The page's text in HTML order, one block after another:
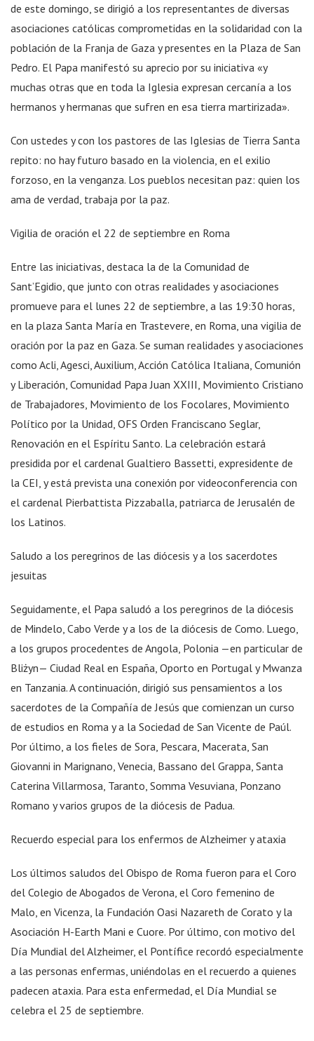
de este domingo, se dirigió a los representantes de diversas
asociaciones católicas comprometidas en la solidaridad con la
población de la Franja de Gaza y presentes en la Plaza de San
Pedro. El Papa manifestó su aprecio por su iniciativa «y
muchas otras que en toda la Iglesia expresan cercanía a los
hermanos y hermanas que sufren en esa tierra martirizada».
Con ustedes y con los pastores de las Iglesias de Tierra Santa
repito: no hay futuro basado en la violencia, en el exilio
forzoso, en la venganza. Los pueblos necesitan paz: quien los
ama de verdad, trabaja por la paz.
Vigilia de oración el 22 de septiembre en Roma
Entre las iniciativas, destaca la de la Comunidad de
Sant’Egidio, que junto con otras realidades y asociaciones
promueve para el lunes 22 de septiembre, a las 19:30 horas,
en la plaza Santa María en Trastevere, en Roma, una vigilia de
oración por la paz en Gaza. Se suman realidades y asociaciones
como Acli, Agesci, Auxilium, Acción Católica Italiana, Comunión
y Liberación, Comunidad Papa Juan XXIII, Movimiento Cristiano
de Trabajadores, Movimiento de los Focolares, Movimiento
Político por la Unidad, OFS Orden Franciscano Seglar,
Renovación en el Espíritu Santo. La celebración estará
presidida por el cardenal Gualtiero Bassetti, expresidente de
la CEI, y está prevista una conexión por videoconferencia con
el cardenal Pierbattista Pizzaballa, patriarca de Jerusalén de
los Latinos.
Saludo a los peregrinos de las diócesis y a los sacerdotes
jesuitas
Seguidamente, el Papa saludó a los peregrinos de la diócesis
de Mindelo, Cabo Verde y a los de la diócesis de Como. Luego,
a los grupos procedentes de Angola, Polonia —en particular de
Bliżyn— Ciudad Real en España, Oporto en Portugal y Mwanza
en Tanzania. A continuación, dirigió sus pensamientos a los
sacerdotes de la Compañía de Jesús que comienzan un curso
de estudios en Roma y a la Sociedad de San Vicente de Paúl.
Por último, a los fieles de Sora, Pescara, Macerata, San
Giovanni in Marignano, Venecia, Bassano del Grappa, Santa
Caterina Villarmosa, Taranto, Somma Vesuviana, Ponzano
Romano y varios grupos de la diócesis de Padua.
Recuerdo especial para los enfermos de Alzheimer y ataxia
Los últimos saludos del Obispo de Roma fueron para el Coro
del Colegio de Abogados de Verona, el Coro femenino de
Malo, en Vicenza, la Fundación Oasi Nazareth de Corato y la
Asociación H-Earth Mani e Cuore. Por último, con motivo del
Día Mundial del Alzheimer, el Pontífice recordó especialmente
a las personas enfermas, uniéndolas en el recuerdo a quienes
padecen ataxia. Para esta enfermedad, el Día Mundial se
celebra el 25 de septiembre.